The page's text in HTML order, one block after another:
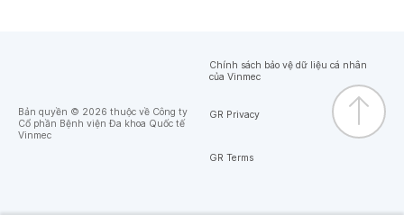
Bản quyền © 2026 thuộc về Công ty
Cổ phần Bệnh viện Đa khoa Quốc tế
Vinmec
Chính sách bảo vệ dữ liệu cá nhân
của Vinmec
GR Privacy
GR Terms